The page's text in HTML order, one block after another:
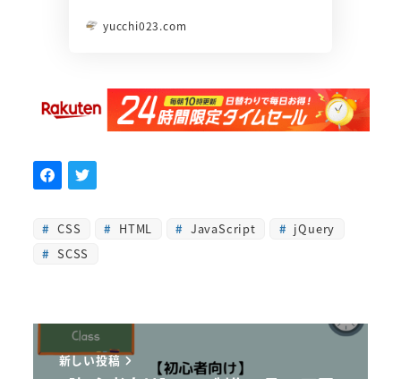
yucchi023.com
CSS HTML JavaScript
jQuery
SCSS
新しい投稿